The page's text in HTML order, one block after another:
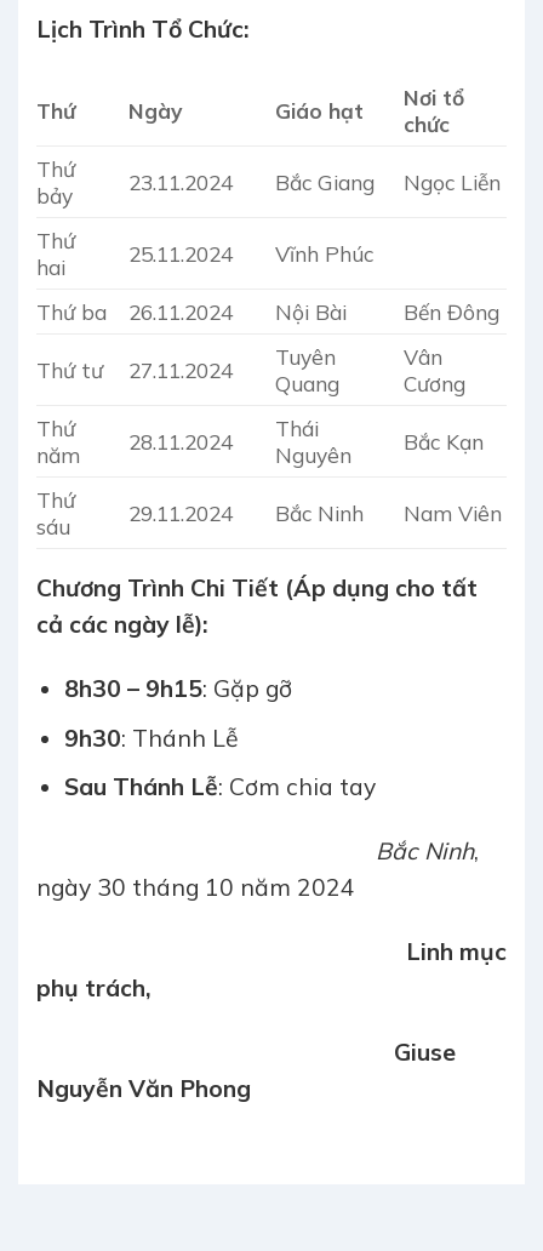
Lịch Trình Tổ Chức:
Thứ Ngày Giáo hạt
Nơi tổ
chức
Thứ
bảy
23.11.2024 Bắc Giang Ngọc Liễn
Thứ
hai
25.11.2024 Vĩnh Phúc
Thứ ba 26.11.2024 Nội Bài Bến Đông
Thứ tư 27.11.2024
Tuyên
Quang
Vân
Cương
Thứ
năm
28.11.2024
Thái
Nguyên
Bắc Kạn
Thứ
sáu
29.11.2024 Bắc Ninh Nam Viên
Chương Trình Chi Tiết (Áp dụng cho tất
cả các ngày lễ):
8h30 – 9h15: Gặp gỡ
9h30: Thánh Lễ
Sau Thánh Lễ: Cơm chia tay
Bắc Ninh,
ngày 30 tháng 10 năm 2024
Linh mục
phụ trách,
Giuse
Nguyễn Văn Phong